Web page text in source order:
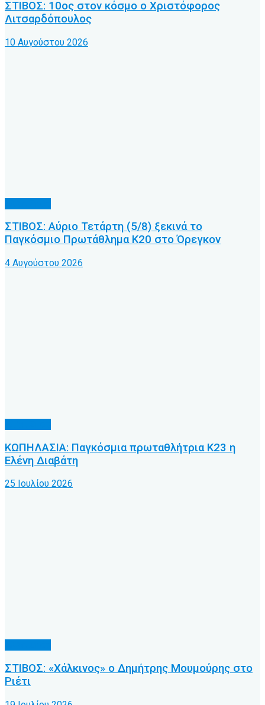
ΣΤΙΒΟΣ: 10ος στον κόσμο ο Χριστόφορος
Λιτσαρδόπουλος
10 Αυγούστου 2026
ΣΤΙΒΟΣ: Αύριο Τετάρτη (5/8) ξεκινά το
Παγκόσμιο Πρωτάθλημα Κ20 στο Όρεγκον
4 Αυγούστου 2026
ΚΩΠΗΛΑΣΙΑ: Παγκόσμια πρωταθλήτρια Κ23 η
Ελένη Διαβάτη
25 Ιουλίου 2026
ΣΤΙΒΟΣ: «Χάλκινος» ο Δημήτρης Μουμούρης στο
Ριέτι